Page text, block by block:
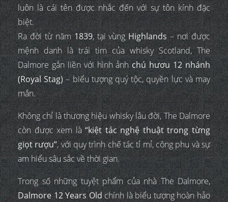
luôn là cái tên được nhắc đến với sự tôn kính đặc
biệt.
Ra đời từ năm1839, tại vùngHighlands– nơi được
mệnh danh là trái tim của whisky Scotland, The
Dalmore gắn liền với hình ảnhchú hươu 12 nhánh
(Royal Stag)– biểu tượng quý tộc, quyền lực và may
mắn.
Không chỉ là thương hiệu whisky lâu đời, The Dalmore
còn được xem là“kiệt tác nghệ thuật trong từng
giọt rượu”, với quy trình chế tác tỉ mỉ, công phu và sự
am hiểu sâu sắc về thời gian.
Trong số những tuyệt phẩm của nhà The Dalmore,
Dalmore 12 Years Oldchính là biểu tượng hoàn hảo